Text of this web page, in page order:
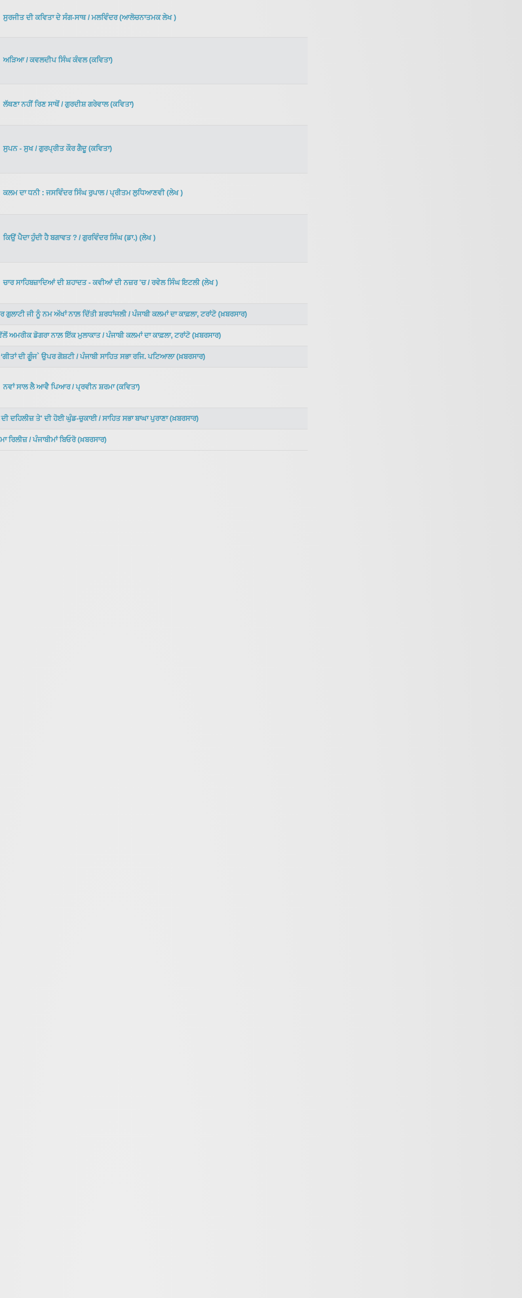
ਸੁਰਜੀਤ ਦੀ ਕਵਿਤਾ ਦੇ ਸੰਗ-ਸਾਥ/ ਮਲਵਿੰਦਰ(ਆਲੋਚਨਾਤਮਕ ਲੇਖ)
ਅੜਿਆ/ ਕਵਲਦੀਪ ਸਿੰਘ ਕੰਵਲ(ਕਵਿਤਾ)
ਲੱਥਣਾ ਨਹੀਂ ਰਿਣ ਸਾਥੋਂ/ ਗੁਰਦੀਸ਼ ਗਰੇਵਾਲ(ਕਵਿਤਾ)
ਸੁਪਨ - ਸੁਖ/ ਗੁਰਪ੍ਰੀਤ ਕੌਰ ਗੈਦੂ(ਕਵਿਤਾ)
ਕਲਮ ਦਾ ਧਨੀ : ਜਸਵਿੰਦਰ ਸਿੰਘ ਰੁਪਾਲ/ ਪ੍ਰੀਤਮ ਲੁਧਿਆਣਵੀ(ਲੇਖ)
ਕਿਉਂ ਪੈਦਾ ਹੁੰਦੀ ਹੈ ਬਗਾਵਤ ? / ਗੁਰਵਿੰਦਰ ਸਿੰਘ (ਡਾ.) (ਲੇਖ)
ਚਾਰ ਸਾਹਿਬਜ਼ਾਦਿਆਂ ਦੀ ਸ਼ਹਾਦਤ - ਕਵੀਆਂ ਦੀ ਨਜ਼ਰ 'ਚ/ ਰਵੇਲ ਸਿੰਘ ਇਟਲੀ(ਲੇਖ)
ਗੁਲਾਟੀ ਜੀ ਨੂੰ ਨਮ ਅੱਖਾਂ ਨਾਲ਼ ਦਿੱਤੀ ਸ਼ਰਧਾਂਜਲੀ/ ਪੰਜਾਬੀ ਕਲਮਾਂ ਦਾ ਕਾਫ਼ਲਾ, ਟਰਾਂਟੋ(ਖ਼ਬਰਸਾਰ)
ਅਮਰੀਕ ਡੋਗਰਾ ਨਾਲ਼ ਇੱਕ ਮੁਲਾਕਾਤ/ ਪੰਜਾਬੀ ਕਲਮਾਂ ਦਾ ਕਾਫ਼ਲਾ, ਟਰਾਂਟੋ(ਖ਼ਬਰਸਾਰ)
ਦੀ ਗੂੰਜ` ਉਪਰ ਗੋਸ਼ਟੀ/ ਪੰਜਾਬੀ ਸਾਹਿਤ ਸਭਾ ਰਜਿ. ਪਟਿਆਲਾ(ਖ਼ਬਰਸਾਰ)
ਨਵਾਂ ਸਾਲ ਲੈ ਆਵੈ ਪਿਆਰ/ ਪ੍ਰਵੀਨ ਸ਼ਰਮਾ(ਕਵਿਤਾ)
ਦੀ ਦਹਿਲੀਜ਼ ਤੇ' ਦੀ ਹੋਈ ਘੁੰਡ-ਚੁਕਾਈ/ ਸਾਹਿਤ ਸਭਾ ਬਾਘਾ ਪੁਰਾਣਾ(ਖ਼ਬਰਸਾਰ)
ਰਿਲੀਜ਼/ ਪੰਜਾਬੀਮਾਂ ਬਿਓਰੋ(ਖ਼ਬਰਸਾਰ)